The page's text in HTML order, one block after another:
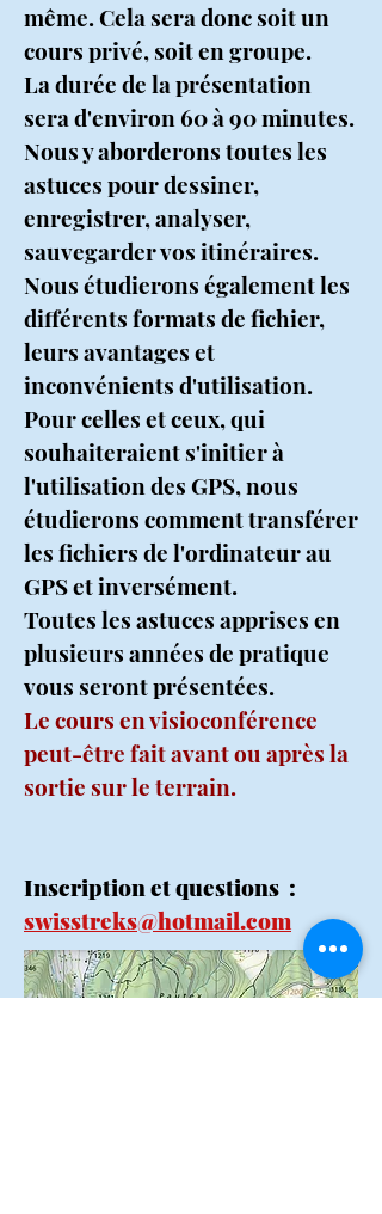
même. Cela sera donc soit un
cours privé, soit en groupe.
La durée de la présentation
sera d'environ 60 à 90 minutes.
Nous y aborderons toutes les
astuces pour dessiner,
enregistrer, analyser,
sauvegarder vos itinéraires.
Nous étudierons également les
différents formats de fichier,
leurs avantages et
inconvénients d'utilisation.
Pour celles et ceux, qui
souhaiteraient s'initier à
l'utilisation des GPS, nous
étudierons comment transférer
les fichiers de l'ordinateur au
GPS et inversément.
Toutes les astuces apprises en
plusieurs années de pratique
vous seront présentées.
Le cours en visioconférence
peut-être fait avant ou après la
sortie sur le terrain.
Inscription et questions :
swisstreks@hotmail.com